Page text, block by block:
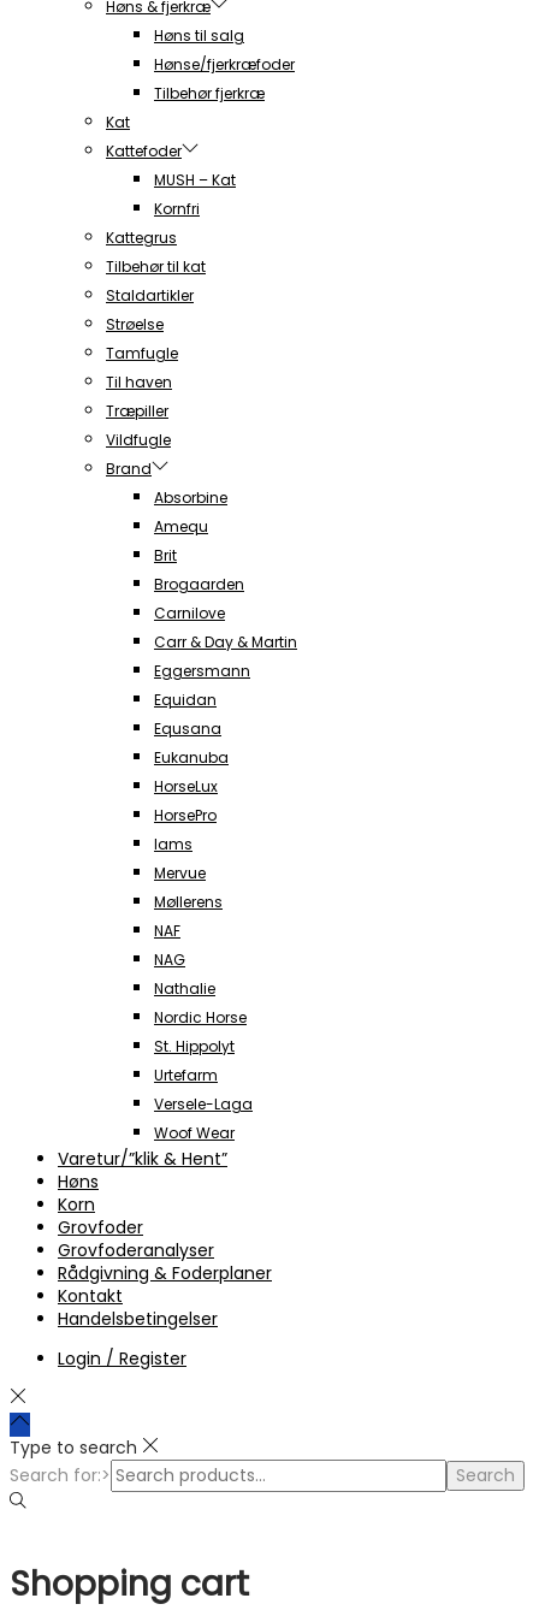
Høns & fjerkræ
Høns til salg
Hønse/fjerkræfoder
Tilbehør fjerkræ
Kat
Kattefoder
MUSH – Kat
Kornfri
Kattegrus
Tilbehør til kat
Staldartikler
Strøelse
Tamfugle
Til haven
Træpiller
Vildfugle
Brand
Absorbine
Amequ
Brit
Brogaarden
Carnilove
Carr & Day & Martin
Eggersmann
Equidan
Equsana
Eukanuba
HorseLux
HorsePro
Iams
Mervue
Møllerens
NAF
NAG
Nathalie
Nordic Horse
St. Hippolyt
Urtefarm
Versele-Laga
Woof Wear
Varetur/”klik & Hent”
Høns
Korn
Grovfoder
Grovfoderanalyser
Rådgivning & Foderplaner
Kontakt
Handelsbetingelser
Login / Register
Type to search
Search for:>
Search
Shopping cart